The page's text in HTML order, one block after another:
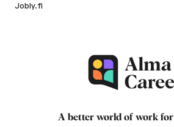
Jobly.fi
A better world of work for